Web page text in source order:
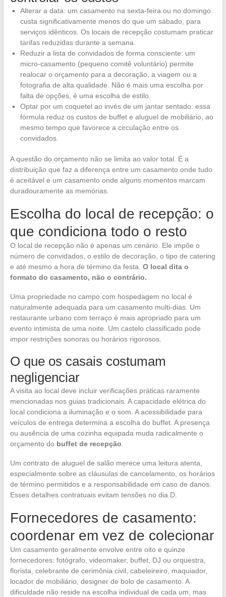
Alterar a data: um casamento na sexta-feira ou no domingo
custa significativamente menos do que um sábado, para
serviços idênticos. Os locais de recepção costumam praticar
tarifas reduzidas durante a semana.
Reduzir a lista de convidados de forma consciente: um
micro-casamento (pequeno comitê voluntário) permite
realocar o orçamento para a decoração, a viagem ou a
fotografia de alta qualidade. Não é mais uma escolha por
falta de opções, é uma escolha de estilo.
Optar por um coquetel ao invés de um jantar sentado: essa
fórmula reduz os custos de buffet e aluguel de mobiliário, ao
mesmo tempo que favorece a circulação entre os
convidados.
A questão do orçamento não se limita ao valor total. É a
distribuição que faz a diferença entre um casamento onde tudo
é aceitável e um casamento onde alguns momentos marcam
duradouramente as memórias.
Escolha do local de recepção: o
que condiciona todo o resto
O local de recepção não é apenas um cenário. Ele impõe o
número de convidados, o estilo de decoração, o tipo de catering
e até mesmo a hora de término da festa. O local dita o
formato do casamento, não o contrário.
Uma propriedade no campo com hospedagem no local é
naturalmente adequada para um casamento multi-dias. Um
restaurante urbano com terraço é mais apropriado para um
evento intimista de uma noite. Um castelo classificado pode
impor restrições sonoras ou horários rigorosos.
O que os casais costumam
negligenciar
A visita ao local deve incluir verificações práticas raramente
mencionadas nos guias tradicionais. A capacidade elétrica do
local condiciona a iluminação e o som. A acessibilidade para
veículos de entrega determina a escolha do buffet. A presença
ou ausência de uma cozinha equipada muda radicalmente o
orçamento do buffet de recepção.
Um contrato de aluguel de salão merece uma leitura atenta,
especialmente sobre as cláusulas de cancelamento, os horários
de término permitidos e a responsabilidade em caso de danos.
Esses detalhes contratuais evitam tensões no dia D.
Fornecedores de casamento:
coordenar em vez de colecionar
Um casamento geralmente envolve entre oito e quinze
fornecedores: fotógrafo, videomaker, buffet, DJ ou orquestra,
florista, celebrante de cerimônia civil, cabeleireiro, maquiador,
locador de mobiliário, designer de bolo de casamento. A
dificuldade não reside na escolha individual de cada um, mas